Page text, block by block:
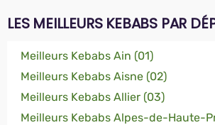
LES MEILLEURS KEBABS PAR
Meilleurs Kebabs Ain (01)
Meilleurs Kebabs Aisne (02)
Meilleurs Kebabs Allier (03)
Meilleurs Kebabs Alpes-de-Haute-